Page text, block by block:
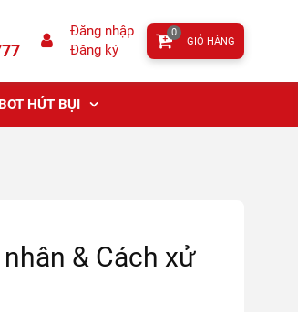
Đăng nhập
Đăng ký
GIỎ HÀNG
0
HÚT BỤI
& Cách xử